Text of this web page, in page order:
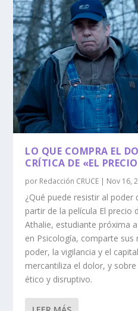
LO QUE COMPRA EL
CRÍTICA DE «EL
por Redacción CRUCE | Nov 16,
¿Qué puede resistir al poder
partir de la película El precio
Athalie, estudiante próxima
en Psicología, comparte sus
poder, la vigilancia y el
mercantiliza el dolor, y
ético y disruptivo.